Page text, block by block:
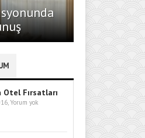
Otel Fırsatları
Yorum yok